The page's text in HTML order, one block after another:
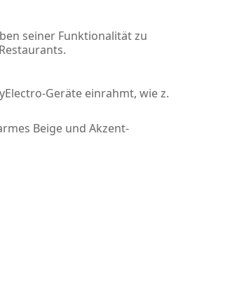
seiner Funktionalität zu
Geräte einrahmt, wie z.
Beige und Akzent-